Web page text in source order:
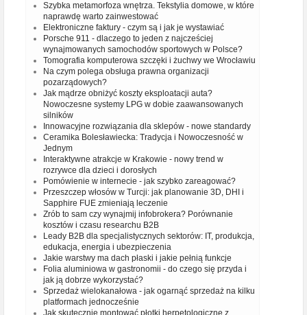
Szybka metamorfoza wnętrza. Tekstylia domowe, w które
naprawdę warto zainwestować
Elektroniczne faktury - czym są i jak je wystawiać
Porsche 911 - dlaczego to jeden z najcześciej
wynajmowanych samochodów sportowych w Polsce?
Tomografia komputerowa szczęki i żuchwy we Wrocławiu
Na czym polega obsługa prawna organizacji
pozarządowych?
Jak mądrze obniżyć koszty eksploatacji auta?
Nowoczesne systemy LPG w dobie zaawansowanych
silników
Innowacyjne rozwiązania dla sklepów - nowe standardy
Ceramika Bolesławiecka: Tradycja i Nowoczesność w
Jednym
Interaktywne atrakcje w Krakowie - nowy trend w
rozrywce dla dzieci i dorosłych
Pomówienie w internecie - jak szybko zareagować?
Przeszczep włosów w Turcji: jak planowanie 3D, DHI i
Sapphire FUE zmieniają leczenie
Zrób to sam czy wynajmij infobrokera? Porównanie
kosztów i czasu researchu B2B
Leady B2B dla specjalistycznych sektorów: IT, produkcja,
edukacja, energia i ubezpieczenia
Jakie warstwy ma dach płaski i jakie pełnią funkcje
Folia aluminiowa w gastronomii - do czego się przyda i
jak ją dobrze wykorzystać?
Sprzedaż wielokanałowa - jak ogarnąć sprzedaż na kilku
platformach jednocześnie
Jak skutecznie montować płotki herpetologiczne z